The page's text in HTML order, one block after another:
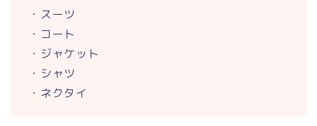
・スーツ
・コート
・ジャケット
・シャツ
・ネクタイ